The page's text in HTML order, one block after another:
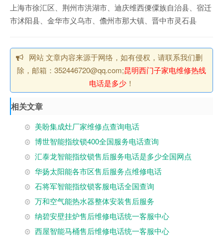
上海市徐汇区、荆州市洪湖市、迪庆维西傈僳族自治县、宿迁
市沭阳县、金华市义乌市、儋州市那大镇、晋中市灵石县
网站 文章内容来源于网络，如有侵权，请联系我们删
除，邮箱：352446720@qq.com;昆明西门子家电维修热线
电话是多少 ！
相关文章
美盼集成灶厂家维修点查询电话
博世智能指纹锁400全国服务电话查询
汇泰龙智能指纹锁售后服务电话是多少全国网点
华扬太阳能各市区售后服务点维修电话
石将军智能指纹锁客服电话全国查询
万和空气能热水器整体安装售后服务
纳碧安壁挂炉售后维修电话统一客服中心
西屋智能马桶售后维修电话统一客服中心